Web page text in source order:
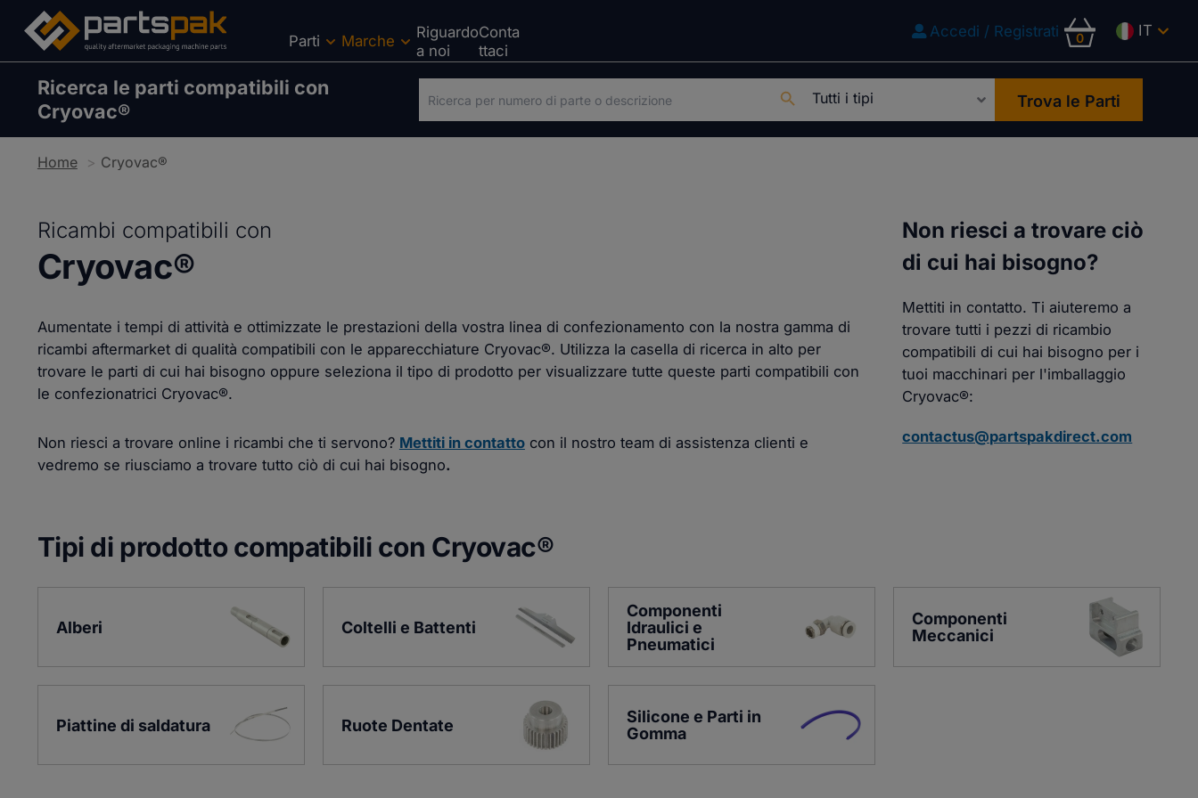
Parti Marche
Riguardo
a noi
Conta
ttaci
Accedi / Registrati 0 IT
Ricerca le parti compatibili con
Cryovac®
Trova le Parti
Home Cryovac®
Ricambi compatibili con
Cryovac®
Aumentate i tempi di attività e ottimizzate le prestazioni della vostra linea di confezionamento con la nostra gamma di
ricambi aftermarket di qualità compatibili con le apparecchiature Cryovac®. Utilizza la casella di ricerca in alto per
trovare le parti di cui hai bisogno oppure seleziona il tipo di prodotto per visualizzare tutte queste parti compatibili con
le confezionatrici Cryovac®.
Non riesci a trovare online i ricambi che ti servono? Mettiti in contattocon il nostro team di assistenza clienti e
vedremo se riusciamo a trovare tutto ciò di cui hai bisogno.
Non riesci a trovare ciò
di cui hai bisogno?
Mettiti in contatto. Ti aiuteremo a
trovare tutti i pezzi di ricambio
compatibili di cui hai bisogno per i
tuoi macchinari per l'imballaggio
Cryovac®:
contactus@partspakdirect.com
Tipi di prodotto compatibili con Cryovac®
Alberi Coltelli e Battenti
Componenti
Idraulici e
Pneumatici
Componenti
Meccanici
Piattine di saldatura Ruote Dentate
Silicone e Parti in
Gomma